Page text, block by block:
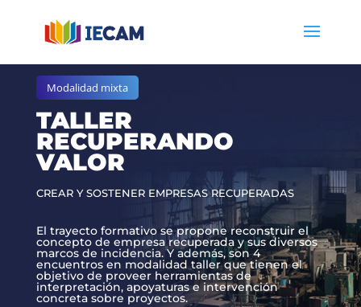
Modalidad mixta
TALLER
RECUPERANDO
VALOR
El trayecto formativo se propone reconstruir el
concepto de empresa recuperada y sus diversos
marcos de incidencia. Y además, son 4
encuentros en modalidad taller que tienen el
objetivo de proveer herramientas de
interpretación, apoyaturas e intervención
concreta sobre proyectos.
CREAR Y SOSTENER EMPRESAS RECUPERADAS